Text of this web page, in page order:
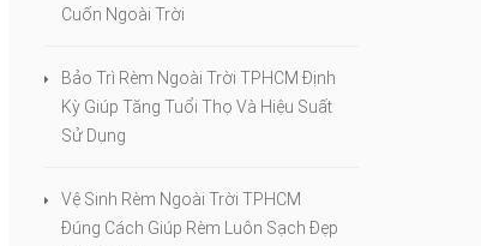
Cuốn Ngoài Trời
Bảo Trì Rèm Ngoài Trời TPHCM Định
Kỳ Giúp Tăng Tuổi Thọ Và Hiệu Suất
Sử Dụng
Vệ Sinh Rèm Ngoài Trời TPHCM
Đúng Cách Giúp Rèm Luôn Sạch Đẹp